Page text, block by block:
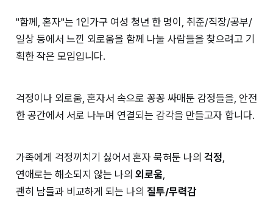
"함께, 혼자"는 1인가구 여성 청년 한 명이, 취준/직장/공부/
일상 등에서 느낀 외로움을 함께 나눌 사람들을 찾으려고 기
획한 작은 모임입니다.
걱정이나 외로움, 혼자서 속으로 꽁꽁 싸매둔 감정들을, 안전
한 공간에서 서로 나누며 연결되는 감각을 만들고자 합니다.
가족에게 걱정끼치기 싫어서 혼자 묵혀둔 나의 걱정
연애로는 해소되지 않는 나의 외로움
괜히 남들과 비교하게 되는 나의 질투/무력감